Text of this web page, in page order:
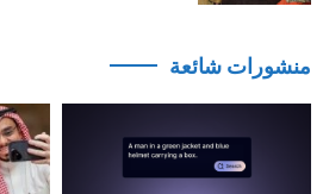
منشورات شائعة